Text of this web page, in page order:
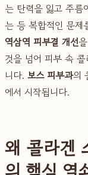
는 탄력을 잃고 주름
는 등 복합적인 문제
역삼역 피부결 개선
것을 넘어 피부 속
니다. 보스 피부과의
에서 시작됩니다.
왜 콜라겐